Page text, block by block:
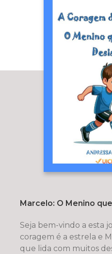
Marcelo: O Menino
Seja bem-vindo a esta
coragem é a estrela e
que lida com muitos